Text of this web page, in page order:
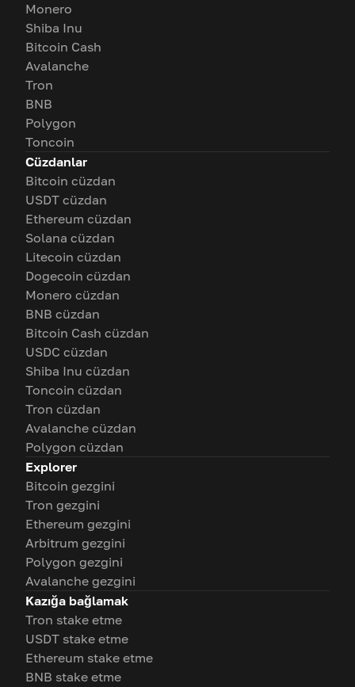
Monero
Shiba Inu
Bitcoin Cash
Avalanche
Tron
BNB
Polygon
Toncoin
Cüzdanlar
Bitcoin cüzdan
USDT cüzdan
Ethereum cüzdan
Solana cüzdan
Litecoin cüzdan
Dogecoin cüzdan
Monero cüzdan
BNB cüzdan
Bitcoin Cash cüzdan
USDC cüzdan
Shiba Inu cüzdan
Toncoin cüzdan
Tron cüzdan
Avalanche cüzdan
Polygon cüzdan
Explorer
Bitcoin gezgini
Tron gezgini
Ethereum gezgini
Arbitrum gezgini
Polygon gezgini
Avalanche gezgini
Kazığa bağlamak
Tron stake etme
USDT stake etme
Ethereum stake etme
BNB stake etme